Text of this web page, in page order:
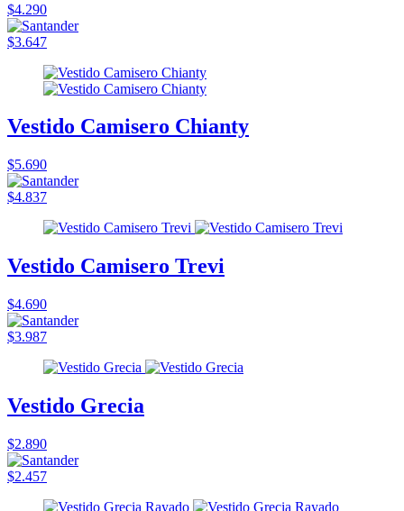
$4.290
$3.647
Vestido Camisero Chianty
$5.690
$4.837
Vestido Camisero Trevi
$4.690
$3.987
Vestido Grecia
$2.890
$2.457